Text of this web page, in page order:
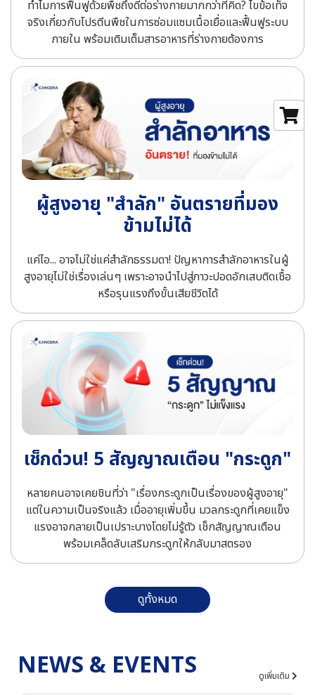
ทำไมการฟื้นฟูด้วยพืชถึงดีต่อร่างกายมากกว่าที่คิด? ไขข้อเท็จ
จริงเกี่ยวกับโปรตีนพืชในการซ่อมแซมเนื้อเยื่อและฟื้นฟูระบบ
ภายใน พร้อมเติมเต็มสารอาหารที่ร่างกายต้องการ
ผู้สูงอายุ "สำลัก" อันตรายที่มอง
ข้ามไม่ได้
แค่ไอ... อาจไม่ใช่แค่สำลักธรรมดา! ปัญหาการสำลักอาหารในผู้
สูงอายุไม่ใช่เรื่องเล่นๆ เพราะอาจนำไปสู่ภาวะปอดอักเสบติดเชื้อ
หรือรุนแรงถึงขั้นเสียชีวิตได้
เช็กด่วน! 5 สัญญาณเตือน "กระดูก"
หลายคนอาจเคยชินที่ว่า "เรื่องกระดูกเป็นเรื่องของผู้สูงอายุ"
แต่ในความเป็นจริงแล้ว เมื่ออายุเพิ่มขึ้น มวลกระดูกที่เคยแข็ง
แรงอาจกลายเป็นเปราะบางโดยไม่รู้ตัว เช็กสัญญาณเตือน
พร้อมเคล็ดลับเสริมกระดูกให้กลับมาสตรอง
ดูทั้งหมด
NEWS & EVENTS ดูเพิ่มเติม